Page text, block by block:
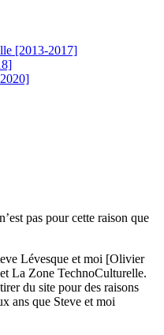
[2013-2017]
pas pour cette raison que
Lévesque et moi [Olivier
La Zone TechnoCulturelle.
du site pour des raisons
ans que Steve et moi